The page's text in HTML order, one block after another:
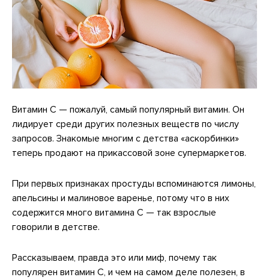
Витамин С — пожалуй, самый популярный витамин. Он
лидирует среди других полезных веществ по числу
запросов. Знакомые многим с детства «аскорбинки»
теперь продают на прикассовой зоне супермаркетов.
При первых признаках простуды вспоминаются лимоны,
апельсины и малиновое варенье, потому что в них
содержится много витамина С — так взрослые
говорили в детстве.
Рассказываем, правда это или миф, почему так
популярен витамин С, и чем на самом деле полезен, в